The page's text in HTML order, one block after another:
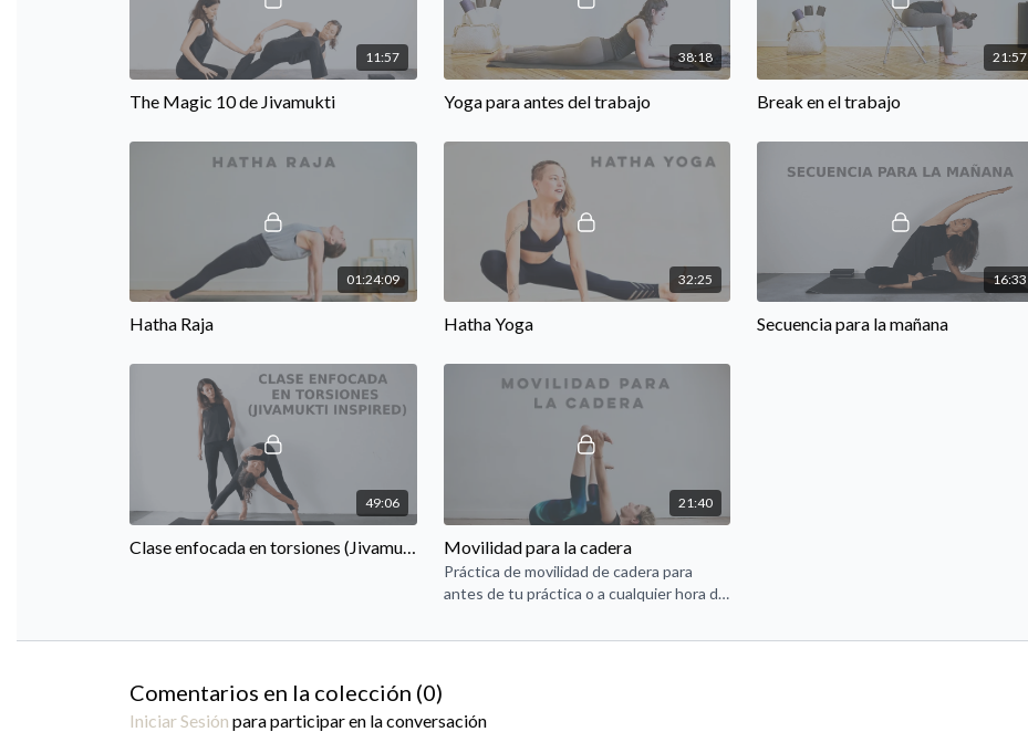
11:57
The Magic 10 de Jivamukti
38:18
Yoga para antes del trabajo
21:57
Break en el trabajo
01:24:09
Hatha Raja
32:25
Hatha Yoga
16:33
Secuencia para la mañana
49:06 21:40
Movilidad para la cadera
Práctica de movilidad de cadera para
antes de tu práctica o a cualquier hora del
Comentarios en la colección (0)
Iniciar Sesión para participar en la conversación